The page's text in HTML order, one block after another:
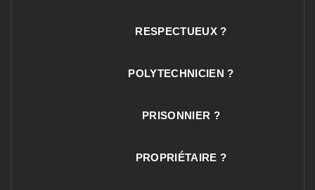
RESPECTUEUX ?
POLYTECHNICIEN ?
PRISONNIER ?
PROPRIÉTAIRE ?